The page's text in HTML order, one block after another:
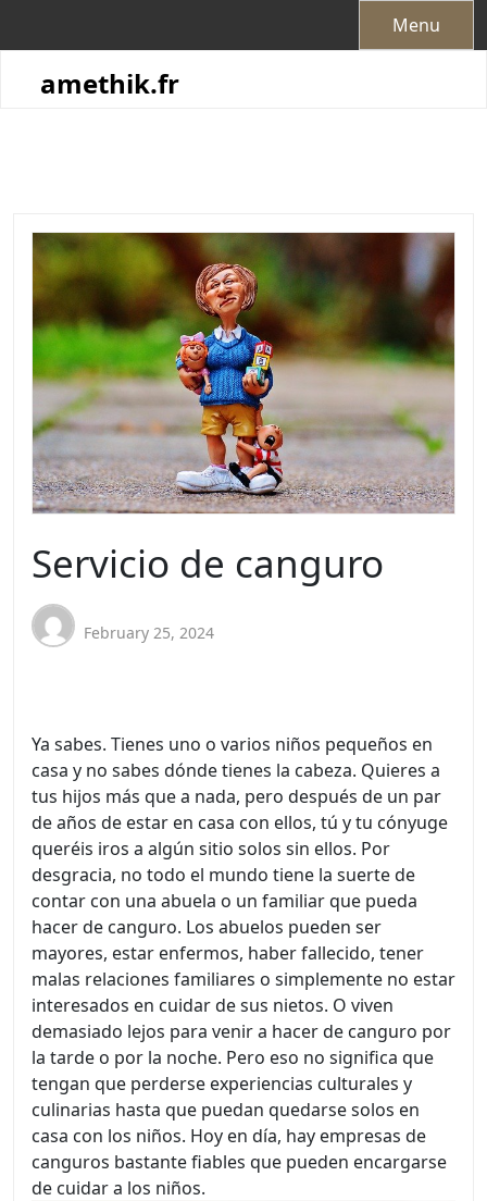
Menu
amethik.fr
Servicio de canguro
February 25, 2024
Ya sabes. Tienes uno o varios niños pequeños en
casa y no sabes dónde tienes la cabeza. Quieres a
tus hijos más que a nada, pero después de un par
de años de estar en casa con ellos, tú y tu cónyuge
queréis iros a algún sitio solos sin ellos. Por
desgracia, no todo el mundo tiene la suerte de
contar con una abuela o un familiar que pueda
hacer de canguro. Los abuelos pueden ser
mayores, estar enfermos, haber fallecido, tener
malas relaciones familiares o simplemente no estar
interesados en cuidar de sus nietos. O viven
demasiado lejos para venir a hacer de canguro por
la tarde o por la noche. Pero eso no significa que
tengan que perderse experiencias culturales y
culinarias hasta que puedan quedarse solos en
casa con los niños. Hoy en día, hay empresas de
canguros bastante fiables que pueden encargarse
de cuidar a los niños.